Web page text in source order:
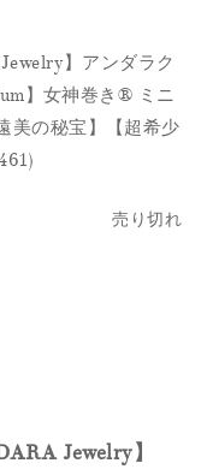
】アンダラク
】女神巻き® ミニ
美の秘宝】【超希少
売り切れ
Jewelry】